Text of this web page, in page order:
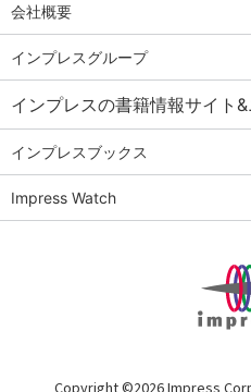
AI議事録作成術
Windows 11
Q&A
Teams踏み込み
活用術
Excel講師の仕事
術
俺のメルカリ
会社概要
インプレスグループ
インプレスの書籍情報サイト
インプレスブックス
Impress Watch
Copyright ©2026 Impress